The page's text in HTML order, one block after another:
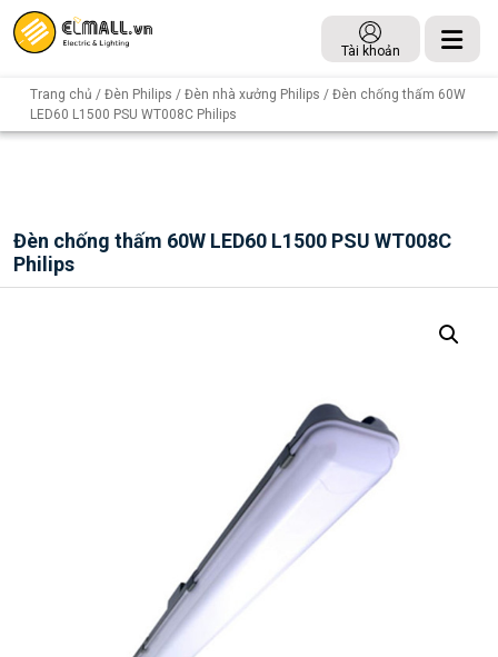
Tài khoản
Trang chủ / Đèn Philips / Đèn nhà xưởng Philips / Đèn chống thấm 60W
LED60 L1500 PSU WT008C Philips
Đèn chống thấm 60W LED60 L1500 PSU WT008C
Philips